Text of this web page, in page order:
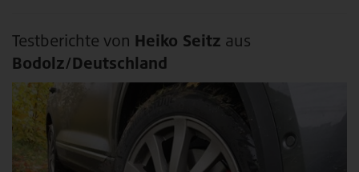
Testberichte von Heiko Seitz aus
Bodolz/Deutschland